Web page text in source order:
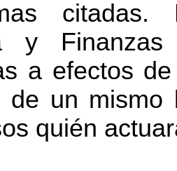
citadas.
y
a efectos
de un mismo
quién